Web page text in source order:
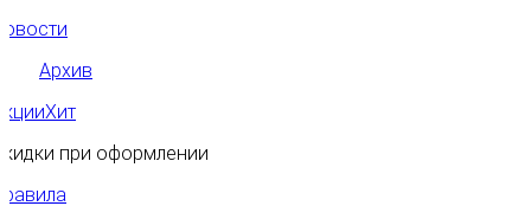
Архив
Хит
при оформлении